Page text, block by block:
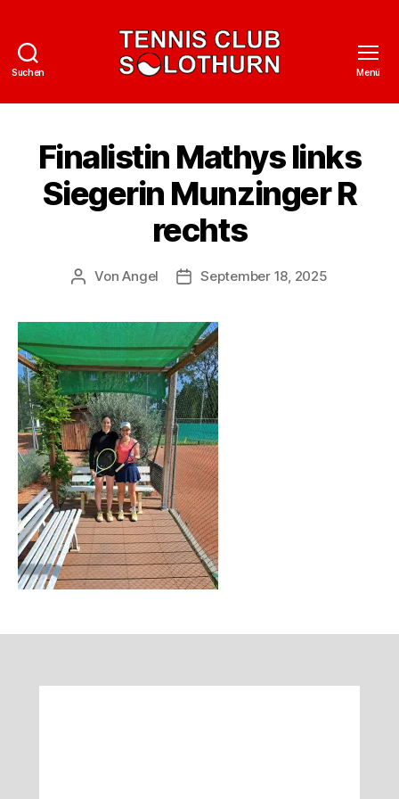
Suchen
Solothurn
Menü
Finalistin Mathys links
Siegerin Munzinger R
rechts
Beitragsautor
VonAngel Veröffentlichungsdatum
September 18, 2025